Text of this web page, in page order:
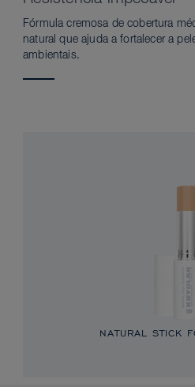
Fórmula cremosa de cobertura
natural que ajuda a fortalecer a
ambientais.
NATURAL STICK